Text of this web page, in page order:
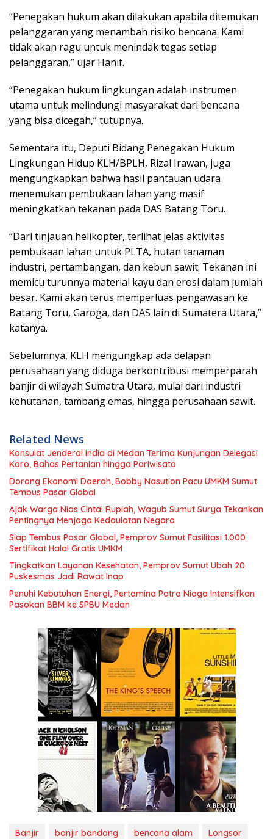
“Penegakan hukum akan dilakukan apabila ditemukan
pelanggaran yang menambah risiko bencana. Kami
tidak akan ragu untuk menindak tegas setiap
pelanggaran,” ujar Hanif.
“Penegakan hukum lingkungan adalah instrumen
utama untuk melindungi masyarakat dari bencana
yang bisa dicegah,” tutupnya.
Sementara itu, Deputi Bidang Penegakan Hukum
Lingkungan Hidup KLH/BPLH, Rizal Irawan, juga
mengungkapkan bahwa hasil pantauan udara
menemukan pembukaan lahan yang masif
meningkatkan tekanan pada DAS Batang Toru.
“Dari tinjauan helikopter, terlihat jelas aktivitas
pembukaan lahan untuk PLTA, hutan tanaman
industri, pertambangan, dan kebun sawit. Tekanan ini
memicu turunnya material kayu dan erosi dalam jumlah
besar. Kami akan terus memperluas pengawasan ke
Batang Toru, Garoga, dan DAS lain di Sumatera Utara,”
katanya.
Sebelumnya, KLH mengungkap ada delapan
perusahaan yang diduga berkontribusi memperparah
banjir di wilayah Sumatra Utara, mulai dari industri
kehutanan, tambang emas, hingga perusahaan sawit.
Related News
Konsulat Jenderal India di Medan Terima Kunjungan Delegasi
Karo, Bahas Pertanian hingga Pariwisata
Dorong Ekonomi Daerah, Bobby Nasution Pacu UMKM Sumut
Tembus Pasar Global
Ajak Warga Nias Cintai Rupiah, Wagub Sumut Surya Tekankan
Pentingnya Menjaga Kedaulatan Negara
Siap Tembus Pasar Global, Pemprov Sumut Fasilitasi 1.000
Sertifikat Halal Gratis UMKM
Tingkatkan Layanan Kesehatan, Pemprov Sumut Ubah 20
Puskesmas Jadi Rawat Inap
Penuhi Kebutuhan Energi, Pertamina Patra Niaga Intensifkan
Pasokan BBM ke SPBU Medan
Banjir banjir bandang bencana alam
Longsor